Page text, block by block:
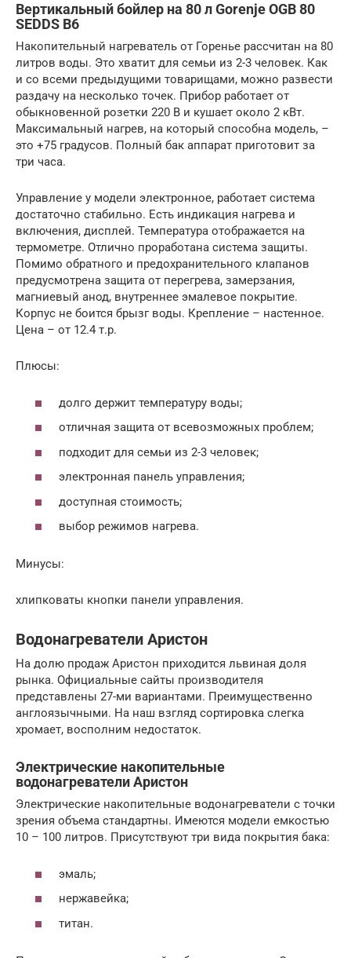
Вертикальный бойлер на 80 л Gorenje OGB 80
SEDDS B6
Накопительный нагреватель от Горенье рассчитан на 80
литров воды. Это хватит для семьи из 2-3 человек. Как
и со всеми предыдущими товарищами, можно развести
раздачу на несколько точек. Прибор работает от
обыкновенной розетки 220 В и кушает около 2 кВт.
Максимальный нагрев, на который способна модель, –
это +75 градусов. Полный бак аппарат приготовит за
три часа.
Управление у модели электронное, работает система
достаточно стабильно. Есть индикация нагрева и
включения, дисплей. Температура отображается на
термометре. Отлично проработана система защиты.
Помимо обратного и предохранительного клапанов
предусмотрена защита от перегрева, замерзания,
магниевый анод, внутреннее эмалевое покрытие.
Корпус не боится брызг воды. Крепление – настенное.
Цена – от 12.4 т.р.
Плюсы:
долго держит температуру воды;
отличная защита от всевозможных проблем;
подходит для семьи из 2-3 человек;
электронная панель управления;
доступная стоимость;
выбор режимов нагрева.
Минусы:
хлипковаты кнопки панели управления.
Водонагреватели Аристон
На долю продаж Аристон приходится львиная доля
рынка. Официальные сайты производителя
представлены 27-ми вариантами. Преимущественно
англоязычными. На наш взгляд сортировка слегка
хромает, восполним недостаток.
Электрические накопительные
водонагреватели Аристон
Электрические накопительные водонагреватели с точки
зрения объема стандартны. Имеются модели емкостью
10 – 100 литров. Присутствуют три вида покрытия бака:
эмаль;
нержавейка;
титан.